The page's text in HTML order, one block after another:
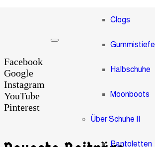
Clogs
Gummistiefel
Halbschuhe
Moonboots
Über Schuhe II
Pantoletten
Facebook
Google
Instagram
YouTube
Pinterest